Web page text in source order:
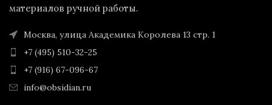
материалов ручной работы.
Москва, улица Академика Королева 13 стр. 1
+7 (495) 510-32-25
+7 (916) 67-096-67
info@obsidian.ru